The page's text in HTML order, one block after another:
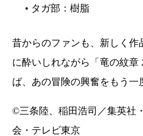
• タガ部：樹脂
昔からのファンも、新しく作
に酔いしれながら「竜の紋
ば、あの冒険の興奮をもう一
©三条陸、稲田浩司／集英社
会・テレビ東京